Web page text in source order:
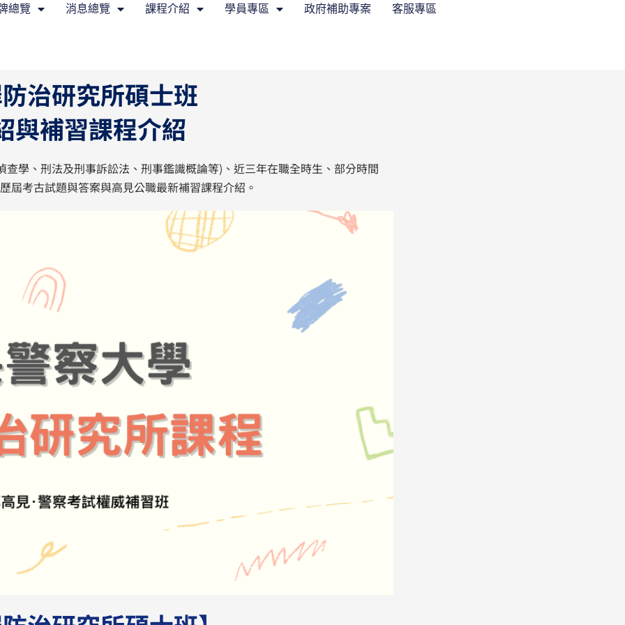
總覽 消息總覽 課程介紹 學員專區 政府補助專案 客服專區
治研究所碩士班
與補習課程介紹
學、刑法及刑事訴訟法、刑事鑑識概論等)、近三年在職全時生、部分時間
屆考古試題與答案與高見公職最新補習課程介紹。